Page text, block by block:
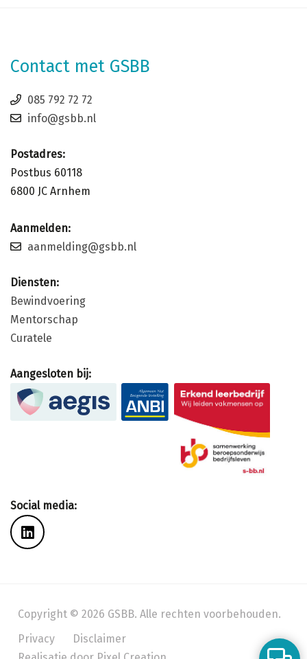
Contact met GSBB
085 792 72 72
info@gsbb.nl
Postadres:
Postbus 60118
6800 JC Arnhem
Aanmelden:
aanmelding@gsbb.nl
Diensten:
Bewindvoering
Mentorschap
Curatele
Aangesloten bij:
Social media:
Copyright © 2026 GSBB. Alle rechten voorbehouden.
Privacy
Disclaimer
1